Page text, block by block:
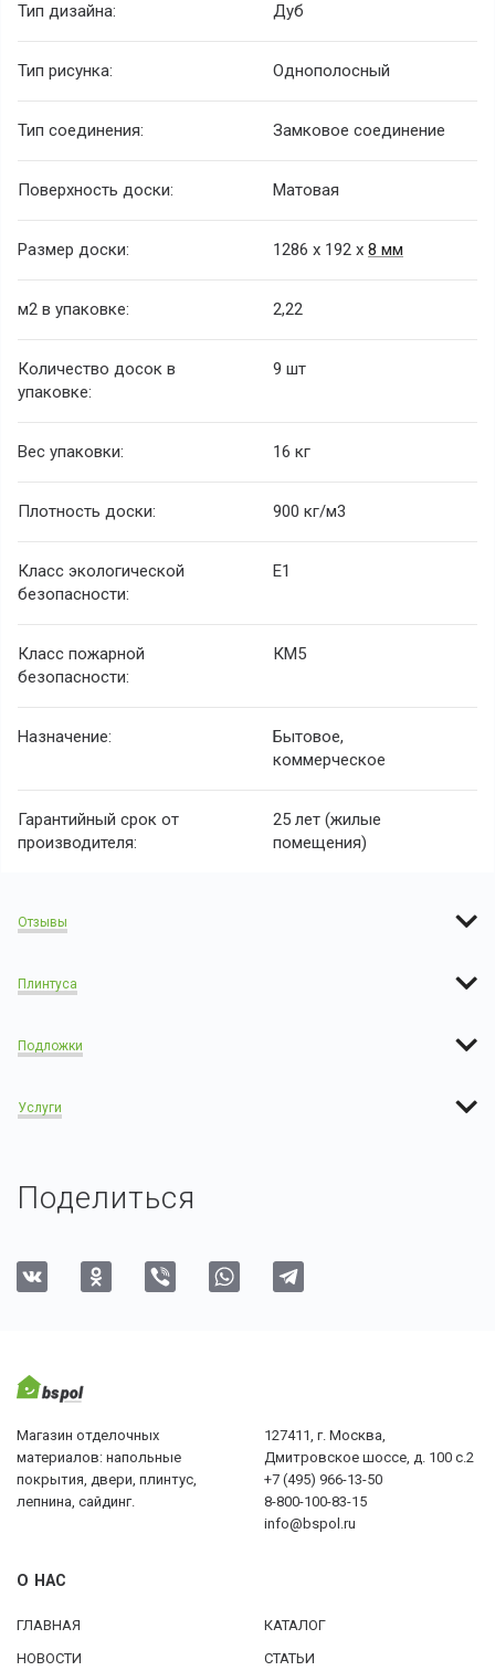
Тип дизайна: Дуб
Тип рисунка: Однополосный
Тип соединения: Замковое соединение
Поверхность доски: Матовая
Размер доски: 1286 х 192 х 8 мм
м2 в упаковке: 2,22
Количество досок в
упаковке:
9 шт
Вес упаковки: 16 кг
Плотность доски: 900 кг/м3
Класс экологической
безопасности:
E1
Класс пожарной
безопасности:
КМ5
Назначение:
Бытовое,
коммерческое
Гарантийный срок от
производителя:
25 лет (жилые
помещения)
Отзывы
Плинтуса
Подложки
Услуги
Поделиться
Магазин отделочных
материалов: напольные
покрытия, двери, плинтус,
лепнина, сайдинг.
127411, г. Москва,
Дмитровское шоссе, д. 100 с.2
+7 (495) 966-13-50
8-800-100-83-15
info@bspol.ru
О НАС
ГЛАВНАЯ
КАТАЛОГ
НОВОСТИ
СТАТЬИ